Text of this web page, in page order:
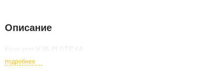
Описание
Four-port V.36 PI DTE 64
подробнее